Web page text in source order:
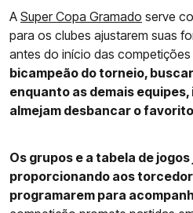
A Super Copa Gramado serve
para os clubes ajustarem suas
antes do início das competições
bicampeão do torneio,
enquanto as demais
almejam desbancar o
Os grupos e a tabela de
proporcionando aos
programarem para